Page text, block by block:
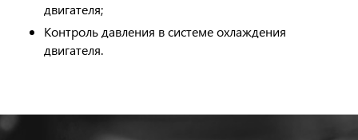
двигателя;
Контроль давления в системе охлаждения
двигателя.